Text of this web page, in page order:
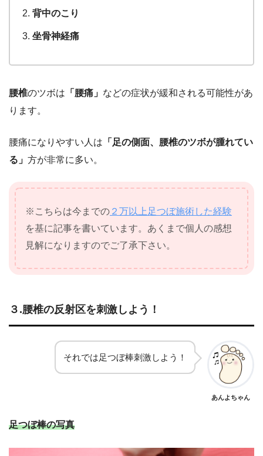
背中のこり
坐骨神経痛
腰椎のツボは 「腰痛」 などの症状が緩和される可能性があ
ります。
腰痛になりやすい人は 「足の側面、腰椎のツボが腫れてい
る」 方が非常に多い。
※こちらは今までの ２万以上足つぼ施術した経験
を基に記事を書いています。あくまで個人の感想
見解になりますのでご了承下さい。
３.腰椎の反射区を刺激しよう！
それでは足つぼ棒刺激しよう！
あんよちゃん
足つぼ棒の写真